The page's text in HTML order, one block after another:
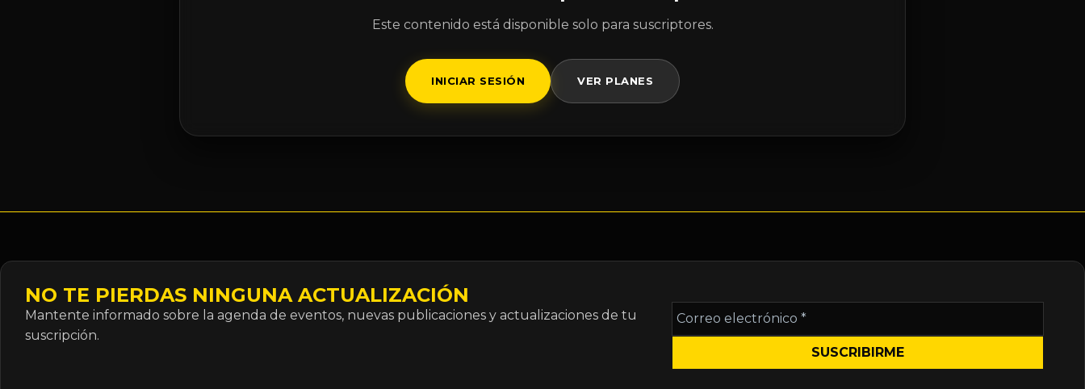
Este contenido está disponible solo para suscriptores.
INICIAR SESIÓN VER PLANES
NO TE PIERDAS NINGUNA ACTUALIZACIÓN
Mantente informado sobre la agenda de eventos, nuevas publicaciones y actualizaciones de tu
suscripción.
Correo
electrónico
*